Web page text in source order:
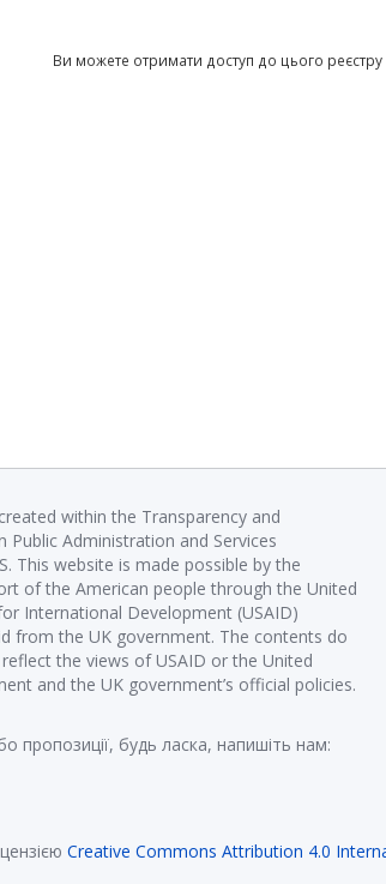
Ви можете отримати доступ до цього реєстру
within the Transparency and
Public Administration and Services
This website is made possible by the
of the American people through the United
International Development (USAID)
from the UK government. The contents do
the views of USAID or the United
and the UK government’s official policies.
пропозиції, будь ласка, напишіть нам:
Creative Commons Attribution 4.0